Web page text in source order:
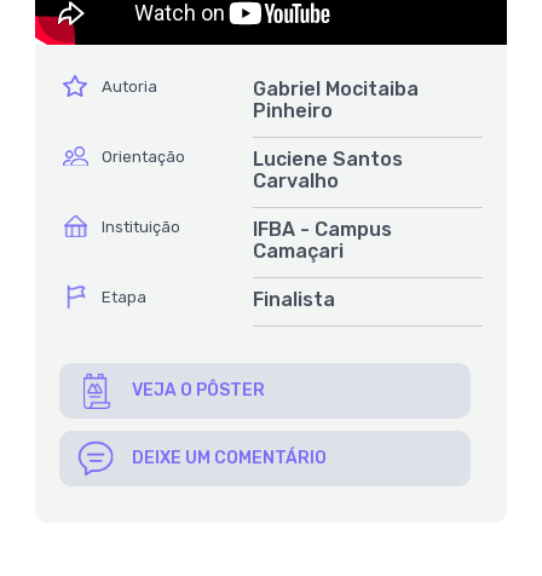
íconeAutoria
Gabriel Mocitaiba
Pinheiro
íconeOrientação
Luciene Santos
Carvalho
íconeInstituição
IFBA - Campus
Camaçari
íconeEtapa Finalista
VEJA O PÔSTER
DEIXE UM COMENTÁRIO